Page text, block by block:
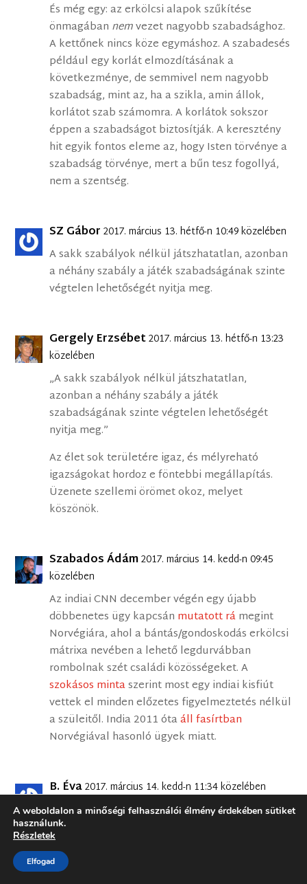
És még egy: az erkölcsi alapok szűkítése
önmagában nemvezet nagyobb szabadsághoz.
A kettőnek nincs köze egymáshoz. A szabadesés
például egy korlát elmozdításának a
következménye, de semmivel nem nagyobb
szabadság, mint az, ha a szikla, amin állok,
korlátot szab számomra. A korlátok sokszor
éppen a szabadságot biztosítják. A keresztény
hit egyik fontos eleme az, hogy Isten törvénye a
szabadság törvénye, mert a bűn tesz fogollyá,
nem a szentség.
SZ Gábor 2017. március 13. hétfő-n 10:49 közelében
A sakk szabályok nélkül játszhatatlan, azonban
a néhány szabály a játék szabadságának szinte
végtelen lehetőségét nyitja meg.
Gergely Erzsébet2017. március 13. hétfő-n 13:23
közelében
„A sakk szabályok nélkül játszhatatlan,
azonban a néhány szabály a játék
szabadságának szinte végtelen lehetőségét
nyitja meg.”
Az élet sok területére igaz, és mélyreható
igazságokat hordoz e föntebbi megállapítás.
Üzenete szellemi örömet okoz, melyet
köszönök.
Szabados Ádám2017. március 14. kedd-n 09:45
közelében
Az indiai CNN december végén egy újabb
döbbenetes ügy kapcsán mutatott rámegint
Norvégiára, ahol a bántás/gondoskodás erkölcsi
mátrixa nevében a lehető legdurvábban
rombolnak szét családi közösségeket. A
szokásos mintaszerint most egy indiai kisfiút
vettek el minden előzetes figyelmeztetés nélkül
a szüleitől. India 2011 ótaáll fasírtban
Norvégiával hasonló ügyek miatt.
B. Éva2017. március 14. kedd-n 11:34 közelében
Kedves Ádám, ma olvastam a Magyar
Nemzetben, teljesen felháborított, tudom h.
nem tartozik e mostani bejegyzésedhez
közvetlenül, de mi az hogy a
A weboldalon a minőségi felhasználói élmény érdekében sütiket
használunk.
Részletek
Elfogad